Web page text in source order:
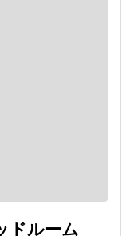
ドルーム